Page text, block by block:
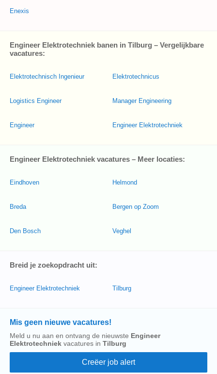
Enexis
Engineer Elektrotechniek banen in Tilburg – Vergelijkbare
vacatures:
Elektrotechnisch Ingenieur
Logistics Engineer
Engineer
Elektrotechnicus
Manager Engineering
Engineer Elektrotechniek
Engineer Elektrotechniek vacatures – Meer locaties:
Eindhoven
Breda
Den Bosch
Helmond
Bergen op Zoom
Veghel
Breid je zoekopdracht uit:
Engineer Elektrotechniek Tilburg
Mis geen nieuwe vacatures!
Meld u nu aan en ontvang de nieuwste Engineer
Elektrotechniek vacatures in Tilburg